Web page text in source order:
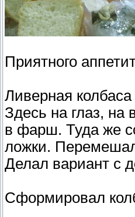
Приятного
Ливерная
Здесь на глаз, на
в фарш. Туда же
ложки.
Делал вариант с
Сформировал